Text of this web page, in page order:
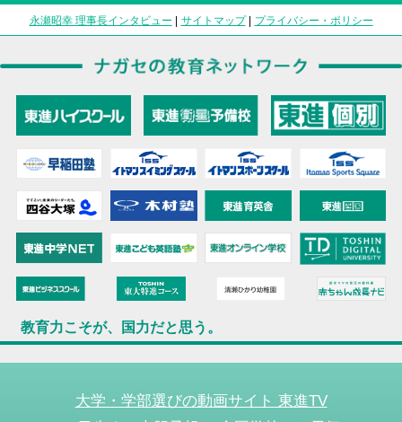
永瀬昭幸 理事長インタビュー | サイトマップ| プライバシー・ポリシー
教育力こそが、国力だと思う。
大学・学部選びの動画サイト 東進TV